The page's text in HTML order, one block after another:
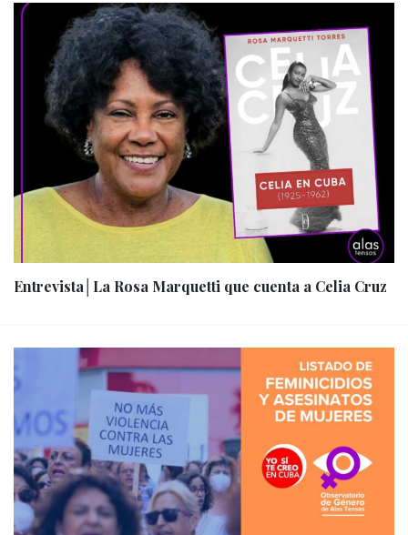
Entrevista│La Rosa Marquetti que cuenta a Celia Cruz